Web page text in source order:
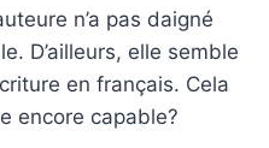
n’a pas daigné
D’ailleurs, elle semble
en français. Cela
encore capable?